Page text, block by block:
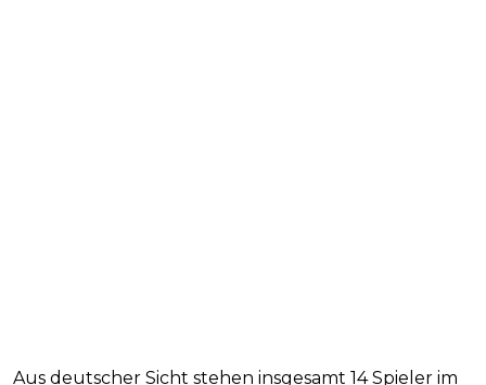
Aus deutscher Sicht stehen insgesamt 14 Spieler im